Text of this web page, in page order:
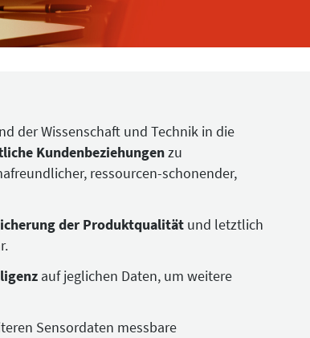
der Wissenschaft und Technik in die
Kundenbeziehungenzu
ressourcen-schonender,
der Produktqualität und letztlich
auf jeglichen Daten, um weitere
Sensordaten messbare